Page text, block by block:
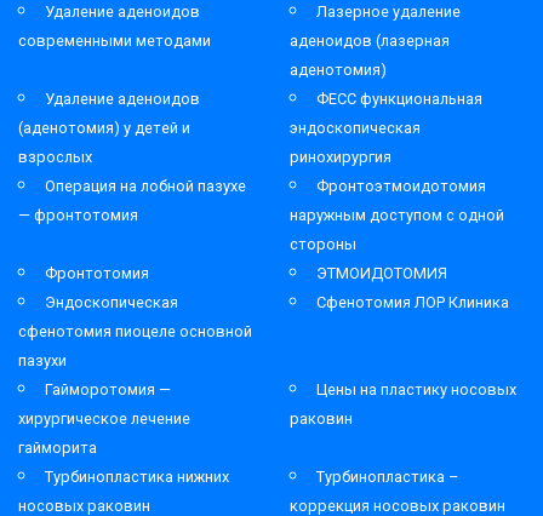
Удаление аденоидов
современными методами
Лазерное удаление
аденоидов (лазерная
аденотомия)
Удаление аденоидов
(аденотомия) у детей и
взрослых
ФЕСС функциональная
эндоскопическая
ринохирургия
Операция на лобной пазухе
— фронтотомия
Фронтоэтмоидотомия
наружным доступом с одной
стороны
Фронтотомия
ЭТМОИДОТОМИЯ
Эндоскопическая
сфенотомия пиоцеле основной
пазухи
Сфенотомия ЛОР Клиника
Гайморотомия —
хирургическое лечение
гайморита
Цены на пластику носовых
раковин
Турбинопластика нижних
носовых раковин
Турбинопластика –
коррекция носовых раковин